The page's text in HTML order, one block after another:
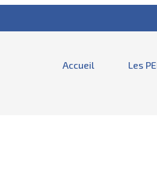
Accueil Les